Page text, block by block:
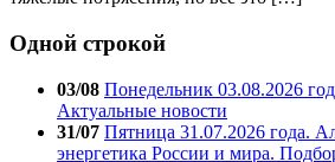
Одной строкой
03/08 Понедельник 03.08.2026
Актуальные новости
31/07 Пятница 31.07.2026 года.
энергетика России и мира.